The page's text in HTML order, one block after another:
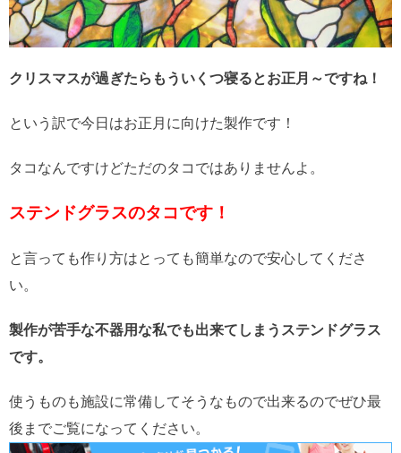
クリスマスが過ぎたらもういくつ寝るとお正月～ですね！
という訳で今日はお正月に向けた製作です！
タコなんですけどただのタコではありませんよ。
ステンドグラスのタコです！
と言っても作り方はとっても簡単なので安心してくださ
い。
製作が苦手な不器用な私でも出来てしまうステンドグラス
です。
使うものも施設に常備してそうなもので出来るのでぜひ最
後までご覧になってください。